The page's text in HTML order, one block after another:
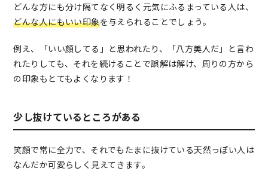
どんな方にも分け隔てなく明るく元気にふるまっている人は、
どんな人にもいい印象を与えられることでしょう。
例え、「いい顔してる」と思われたり、「八方美人だ」と言わ
れたりしても、それを続けることで誤解は解け、周りの方から
の印象もとてもよくなります！
少し抜けているところがある
笑顔で常に全力で、それでもたまに抜けている天然っぽい人は
なんだか可愛らしく見えてきます。